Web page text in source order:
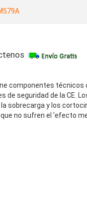
componentes técnicos
seguridad de la CE.
sobrecarga y los
no sufren el 'efecto